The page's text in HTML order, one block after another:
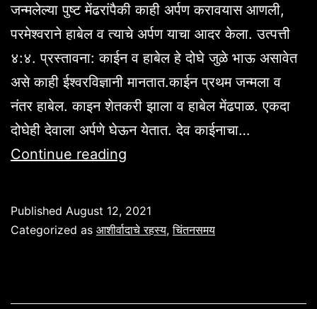
जन्मलेल्या पुष्ट मेंढरांपैकी काही अर्पण करावयास आणली,
परमेश्वराने हाबेल व त्याचे अर्पण याचा आदर केला. उत्पत्ती
४:४. प्रस्तावना: काईन व हाबेल हे दोघे जुळे भाऊ असावेत
असे काही ईश्वरविज्ञानी मानतात.काईन प्रथम जन्मला व
नंतर हाबेल. काइन शेतकरी झाला व हाबेल मेंढपाळ. एकदा
दोघेही देवाला अर्पणे घेऊन येतात. देव काईनाचा…
Continue reading
उत्पत्ती
Published August 12, 2021
Categorized as आशीर्वादाचे रहस्य,चिंतनसमय